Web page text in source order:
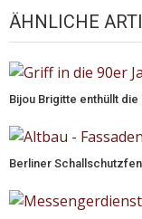
ÄHNLICHE
Bijou Brigitte enthüllt
Berliner